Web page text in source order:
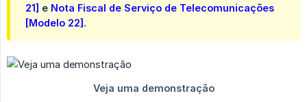
21] e Nota Fiscal de Serviço de Telecomunicações
[Modelo 22] .